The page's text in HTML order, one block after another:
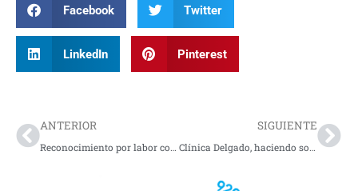
Facebook Twitter
LinkedIn Pinterest
ANTERIOR
Reconocimiento por labor con la infancia
SIGUIENTE
Clínica Delgado, haciendo sonreír a los nariñenses